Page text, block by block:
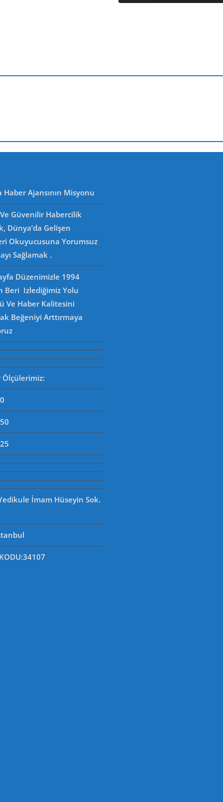
Haber Ajansının Misyonu
Güvenilir Habercilik
Dünya’da Gelişen
Okuyucusuna Yorumsuz
Sağlamak .
Düzenimizle 1994
Beri Izlediğimiz Yolu
Ve Haber Kalitesini
Beğeniyi Arttırmaya
İmam Hüseyin Sok.
:34107